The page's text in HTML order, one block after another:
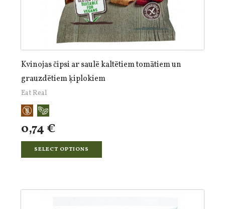
Kvinojas čipsi ar saulē kaltētiem tomātiem un
grauzdētiem ķiplokiem
Eat Real
0,74 €
SELECT OPTIONS